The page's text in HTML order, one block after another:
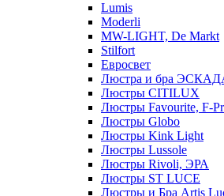
Lumis
Moderli
MW-LIGHT, De Markt
Stilfort
Евросвет
Люстра и бра
Люстры CITILUX
Люстры Favourite, F-
Люстры Globo
Люстры Kink Light
Люстры Lussole
Люстры Rivoli, ЭРА
Люстры ST LUCE
Люстры и Бра Artis